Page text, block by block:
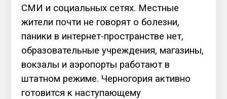
СМИ и социальных сетях. Местные
жители почти не говорят о болезни,
паники в интернет-пространстве нет,
образовательные учреждения, магазины,
вокзалы и аэропорты работают в
штатном режиме. Черногория активно
готовится к наступающему